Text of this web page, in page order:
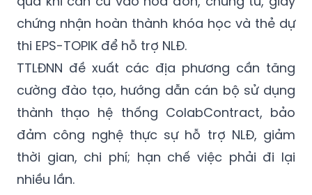
chứng nhận hoàn thành khóa học và thẻ dự
thi EPS-TOPIK để hỗ trợ NLĐ.
TTLĐNN đề xuất các địa phương cần tăng
cường đào tạo, hướng dẫn cán bộ sử dụng
thành thạo hệ thống ColabContract, bảo
đảm công nghệ thực sự hỗ trợ NLĐ, giảm
thời gian, chi phí; hạn chế việc phải đi lại
nhiều lần.